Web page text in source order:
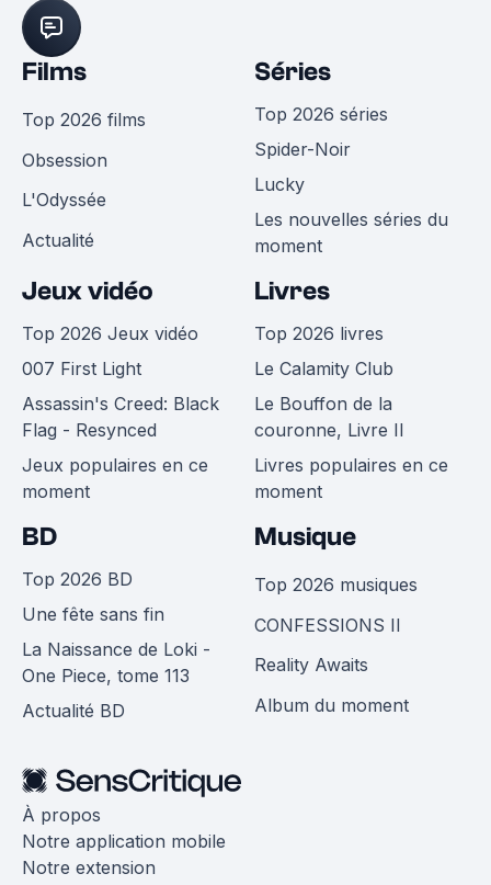
Films
Top 2026 films
Obsession
L'Odyssée
Actualité
Séries
Top 2026 séries
Spider-Noir
Lucky
Les nouvelles séries du
moment
Jeux vidéo
Top 2026 Jeux vidéo
007 First Light
Assassin's Creed: Black
Flag - Resynced
Jeux populaires en ce
moment
Livres
Top 2026 livres
Le Calamity Club
Le Bouffon de la
couronne, Livre II
Livres populaires en ce
moment
BD
Top 2026 BD
Une fête sans fin
La Naissance de Loki -
One Piece, tome 113
Actualité BD
Musique
Top 2026 musiques
CONFESSIONS II
Reality Awaits
Album du moment
À propos
Notre application mobile
Notre extension